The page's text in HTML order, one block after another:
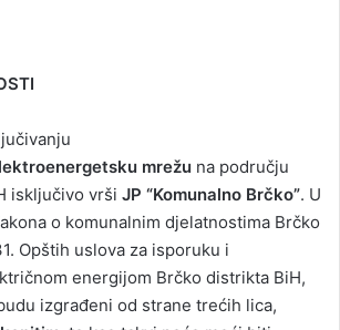
mrežu na području
isključivo vrši JP “Komunalno Brčko”. U
o komunalnim djelatnostima Brčko
Opštih uslova za isporuku i
energijom Brčko distrikta BiH,
izgrađeni od strane trećih lica,